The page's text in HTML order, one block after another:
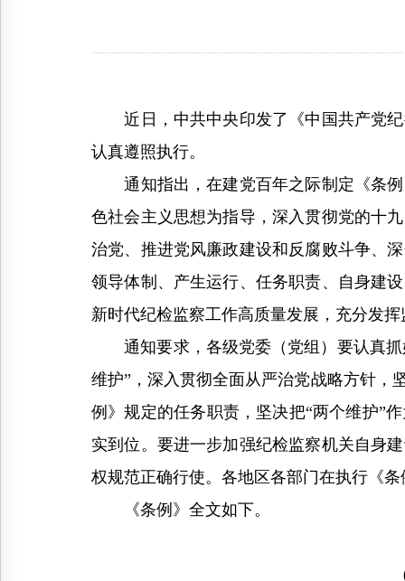
近日，中共中央印发了《中国共产党纪
认真遵照执行。
通知指出，在建党百年之际制定《条例
色社会主义思想为指导，深入贯彻党的十
治党、推进党风廉政建设和反腐败斗争、
领导体制、产生运行、任务职责、自身建
新时代纪检监察工作高质量发展，充分发
通知要求，各级党委（党组）要认真抓
维护”，深入贯彻全面从严治党战略方针，
例》规定的任务职责，坚决把“两个维护”
实到位。要进一步加强纪检监察机关自身
权规范正确行使。各地区各部门在执行《
《条例》全文如下。
（